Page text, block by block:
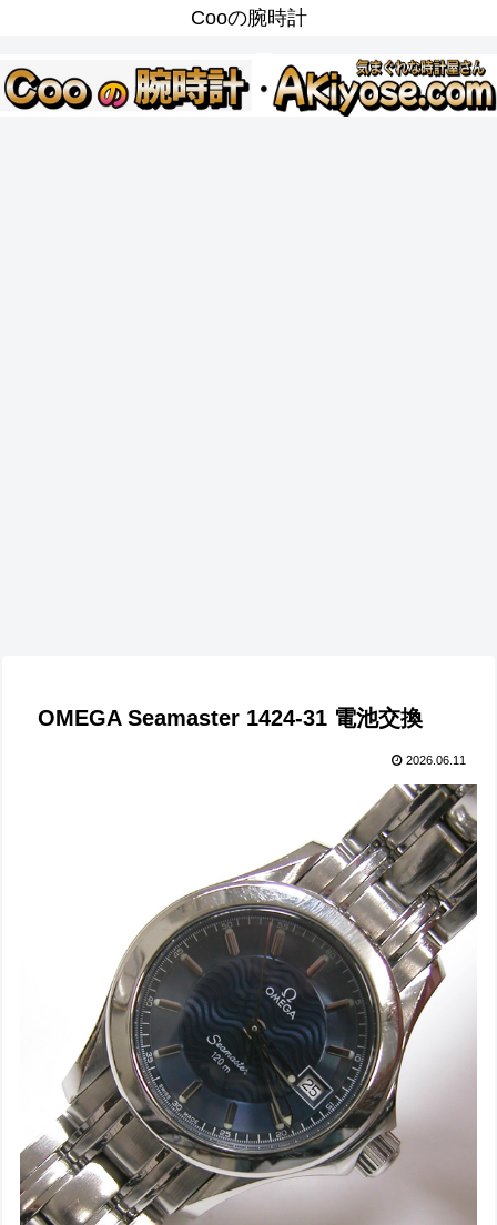
Cooの腕時計
OMEGA Seamaster 1424-31 電池交換
2026.06.11